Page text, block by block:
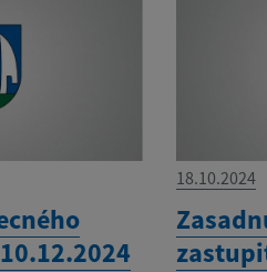
18.10.2024